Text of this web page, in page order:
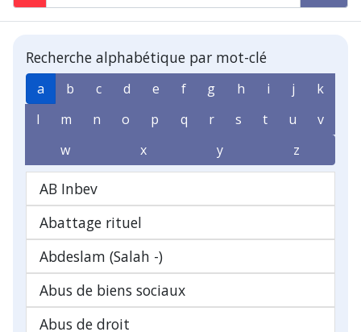
Recherche alphabétique par mot-clé
a b c d e f g h i j
k
l
m n o p q r s t u
v
w
x y z
AB Inbev
Abattage rituel
Abdeslam (Salah -)
Abus de biens sociaux
Abus de droit